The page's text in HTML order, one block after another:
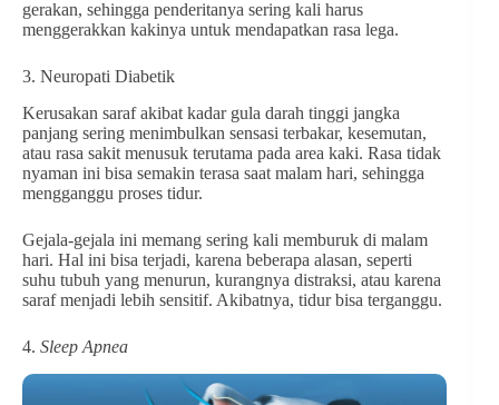
gerakan, sehingga penderitanya sering kali harus
menggerakkan kakinya untuk mendapatkan rasa lega.
3. Neuropati Diabetik
Kerusakan saraf akibat kadar gula darah tinggi jangka
panjang sering menimbulkan sensasi terbakar, kesemutan,
atau rasa sakit menusuk terutama pada area kaki. Rasa tidak
nyaman ini bisa semakin terasa saat malam hari, sehingga
mengganggu proses tidur.
Gejala-gejala ini memang sering kali memburuk di malam
hari. Hal ini bisa terjadi, karena beberapa alasan, seperti
suhu tubuh yang menurun, kurangnya distraksi, atau karena
saraf menjadi lebih sensitif. Akibatnya, tidur bisa terganggu.
4. Sleep Apnea